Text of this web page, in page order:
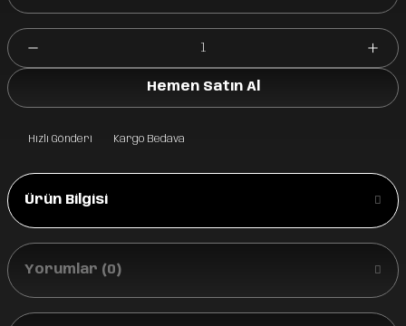
Hemen Satın Al
Hızlı Gönderi Kargo Bedava
Ürün Bilgisi
Yorumlar (0)